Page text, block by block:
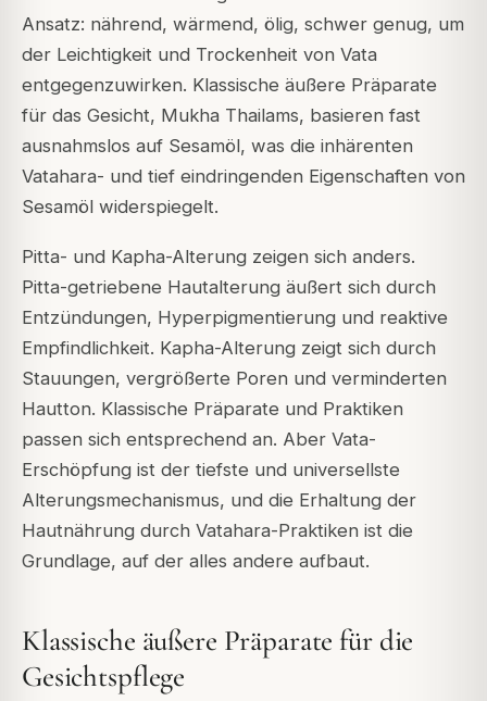
Ansatz: nährend, wärmend, ölig, schwer genug, um
der Leichtigkeit und Trockenheit von Vata
entgegenzuwirken. Klassische äußere Präparate
für das Gesicht, Mukha Thailams, basieren fast
ausnahmslos auf Sesamöl, was die inhärenten
Vatahara- und tief eindringenden Eigenschaften von
Sesamöl widerspiegelt.
Pitta- und Kapha-Alterung zeigen sich anders.
Pitta-getriebene Hautalterung äußert sich durch
Entzündungen, Hyperpigmentierung und reaktive
Empfindlichkeit. Kapha-Alterung zeigt sich durch
Stauungen, vergrößerte Poren und verminderten
Hautton. Klassische Präparate und Praktiken
passen sich entsprechend an. Aber Vata-
Erschöpfung ist der tiefste und universellste
Alterungsmechanismus, und die Erhaltung der
Hautnährung durch Vatahara-Praktiken ist die
Grundlage, auf der alles andere aufbaut.
Klassische äußere Präparate für die
Gesichtspflege